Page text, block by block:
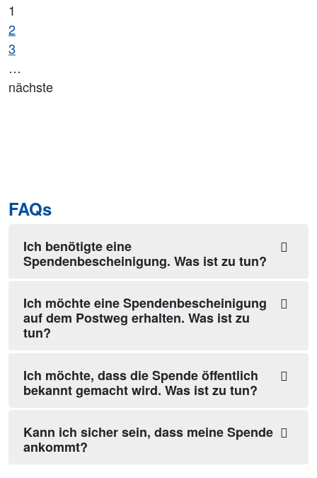
1
2
3
…
nächste
FAQs
Ich benötigte eine
Spendenbescheinigung. Was ist zu tun?
Ich möchte eine Spendenbescheinigung
auf dem Postweg erhalten. Was ist zu
tun?
Ich möchte, dass die Spende öffentlich
bekannt gemacht wird. Was ist zu tun?
Kann ich sicher sein, dass meine Spende
ankommt?